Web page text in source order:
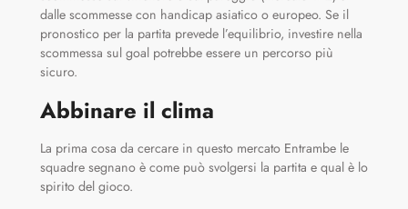
dalle scommesse con handicap asiatico o europeo. Se il
pronostico per la partita prevede l’equilibrio, investire nella
scommessa sul goal potrebbe essere un percorso più
sicuro.
Abbinare il clima
La prima cosa da cercare in questo mercato Entrambe le
squadre segnano è come può svolgersi la partita e qual è lo
spirito del gioco.